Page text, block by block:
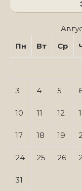
Пн
Вт Ср
3 4 5
10 11 12
17 18 19
24 25 26
31